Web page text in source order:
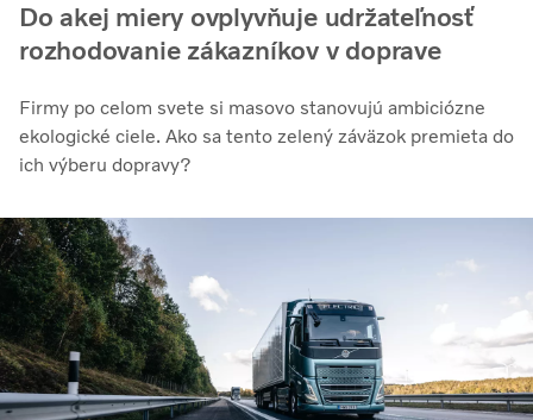
Do akej miery ovplyvňuje udržateľnosť
rozhodovanie zákazníkov v doprave
Firmy po celom svete si masovo stanovujú ambiciózne
ekologické ciele. Ako sa tento zelený záväzok premieta do
ich výberu dopravy?